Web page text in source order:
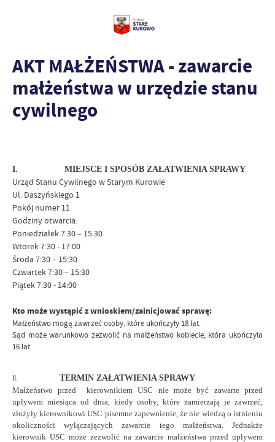
AKT MAŁŻEŃSTWA - zawarcie
małżeństwa w urzędzie stanu
cywilnego
I. MIEJSCE I SPOSÓB ZAŁATWIENIA SPRAWY
Urząd Stanu Cywilnego w Starym Kurowie
Ul. Daszyńskiego 1
Pokój numer 11
Godziny otwarcia:
Poniedziałek 7:30 – 15:30
Wtorek 7:30 - 17:00
Środa 7:30 – 15:30
Czwartek 7:30 – 15:30
Piątek 7:30 - 14:00
Kto może wystąpić z wnioskiem/zainicjować sprawę:
Małżeństwo mogą zawrzeć osoby, które ukończyły 18 lat.
Sąd może warunkowo zezwolić na małżeństwo kobiecie, która ukończyła
16 lat.
II.
TERMIN ZAŁATWIENIA SPRAWY
Małżeństwo przed kierownikiem USC nie może być zawarte przed
upływem miesiąca od dnia, kiedy osoby, które zamierzają je zawrzeć,
złożyły kierownikowi USC pisemne zapewnienie, że nie wiedzą o istnieniu
okoliczności wyłączających zawarcie tego małżeństwa. Jednakże
kierownik USC może zezwolić na zawarcie małżeństwa przed upływem